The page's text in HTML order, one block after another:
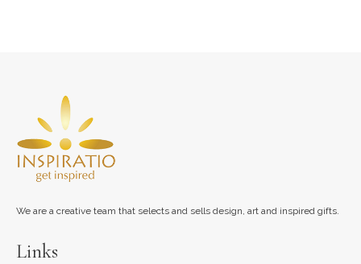
We are a creative team that selects and sells design, art and inspired gifts.
Links